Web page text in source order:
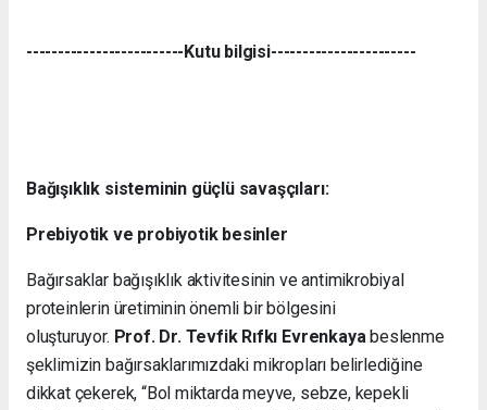
-------------------------Kutu bilgisi-----------------------
Bağışıklık sisteminin güçlü savaşçıları:
Prebiyotik ve probiyotik besinler
Bağırsaklar bağışıklık aktivitesinin ve antimikrobiyal
proteinlerin üretiminin önemli bir bölgesini
oluşturuyor. Prof. Dr. Tevfik Rıfkı Evrenkayabeslenme
şeklimizin bağırsaklarımızdaki mikropları belirlediğine
dikkat çekerek, “Bol miktarda meyve, sebze, kepekli